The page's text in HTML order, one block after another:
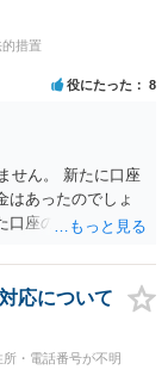
措置
役にたった 8
せん。 新たに口座
はあったのでしょ
口座の資金は引き
口座に入ったお金
ッシュカードを持
とはあなたしかで
アプリ上で第三者
の口座であるか
応について
所・電話番号が不明